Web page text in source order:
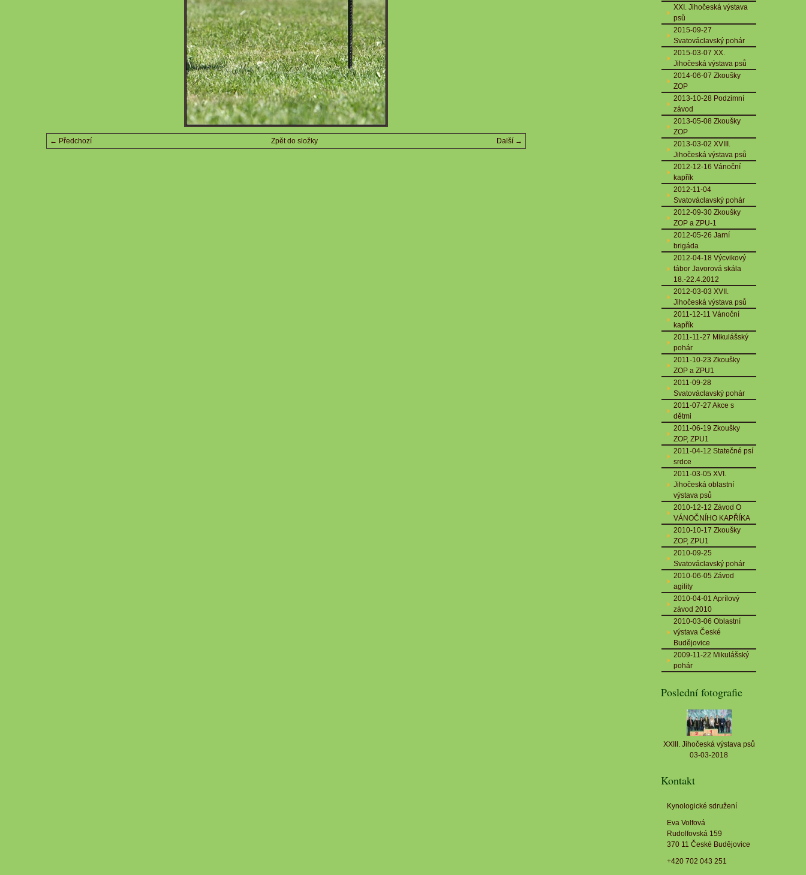
← Předchozí Další →
Zpět do složky
XXI. Jihočeská výstava
psů
2015-09-27
Svatováclavský pohár
2015-03-07 XX.
Jihočeská výstava psů
2014-06-07 Zkoušky
ZOP
2013-10-28 Podzimní
závod
2013-05-08 Zkoušky
ZOP
2013-03-02 XVIII.
Jihočeská výstava psů
2012-12-16 Vánoční
kapřík
2012-11-04
Svatováclavský pohár
2012-09-30 Zkoušky
ZOP a ZPU-1
2012-05-26 Jarní
brigáda
2012-04-18 Výcvikový
tábor Javorová skála
18.-22.4.2012
2012-03-03 XVII.
Jihočeská výstava psů
2011-12-11 Vánoční
kapřík
2011-11-27 Mikulášský
pohár
2011-10-23 Zkoušky
ZOP a ZPU1
2011-09-28
Svatováclavský pohár
2011-07-27 Akce s
dětmi
2011-06-19 Zkoušky
ZOP, ZPU1
2011-04-12 Statečné psí
srdce
2011-03-05 XVI.
Jihočeská oblastní
výstava psů
2010-12-12 Závod O
VÁNOČNÍHO KAPŘÍKA
2010-10-17 Zkoušky
ZOP, ZPU1
2010-09-25
Svatováclavský pohár
2010-06-05 Závod
agility
2010-04-01 Aprílový
závod 2010
2010-03-06 Oblastní
výstava České
Budějovice
2009-11-22 Mikulášský
pohár
Poslední fotografie
XXIII. Jihočeská výstava psů
03-03-2018
Kontakt
Kynologické sdružení
Eva Volfová
Rudolfovská 159
370 11 České Budějovice
+420 702 043 251